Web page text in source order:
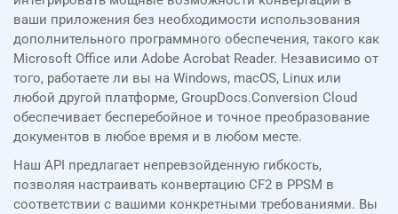
ваши приложения без необходимости использования
дополнительного программного обеспечения, такого как
Microsoft Office или Adobe Acrobat Reader. Независимо от
того, работаете ли вы на Windows, macOS, Linux или
любой другой платформе, GroupDocs.Conversion Cloud
обеспечивает бесперебойное и точное преобразование
документов в любое время и в любом месте.
Наш API предлагает непревзойденную гибкость,
позволяя настраивать конвертацию CF2 в PPSM в
соответствии с вашими конкретными требованиями. Вы